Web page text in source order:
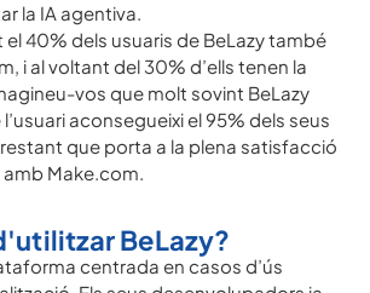
la IA agentiva.
40% dels usuaris de BeLazy també
i al voltant del 30% d’ells tenen la
vos que molt sovint BeLazy
aconsegueixi el 95% dels seus
que porta a la plena satisfacció
Make.com.
BeLazy?
centrada en casos d’ús